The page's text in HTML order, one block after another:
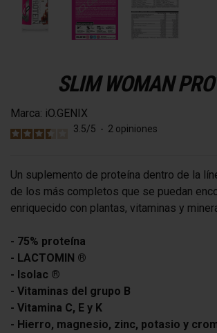
SLIM WOMAN
Marca: iO.GENIX
3.5/5 - 2 opiniones
Un suplemento de proteína dentro de la
de los más completos que se puedan
enriquecido con plantas, vitaminas y
- 75% proteína
- LACTOMIN ®
- Isolac ®
- Vitaminas del grupo B
- Vitamina C, E y K
- Hierro, magnesio, zinc, potasio y